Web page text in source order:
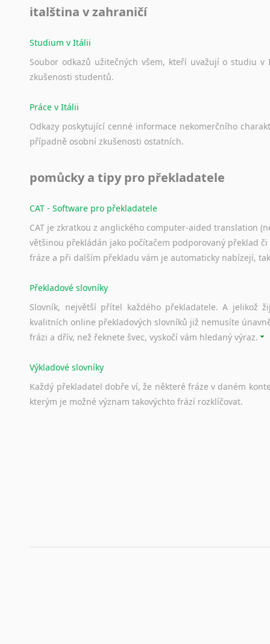
italština v zahraničí
Studium v Itálii
Soubor odkazů užitečných všem, kteří uvažují o studiu v
zkušenosti studentů.
Práce v Itálii
Odkazy poskytující cenné informace nekomerčního
případně osobní zkušenosti ostatních.
pomůcky a tipy pro překladatele
CAT - Software pro překladatele
CAT je zkratkou z anglického computer-aided translation
většinou překládán jako počítačem podporovaný překlad
fráze a při dalším překladu vám je automaticky nabízejí,
Překladové slovníky
Slovník, největší přítel každého překladatele. A jelikož
kvalitních online překladových slovníků již nemusíte
frázi a dřív, než řeknete švec, vyskočí vám hledaný výraz.
Výkladové slovníky
Každý překladatel dobře ví, že některé fráze v daném
kterým je možné význam takovýchto frází rozklíčovat.